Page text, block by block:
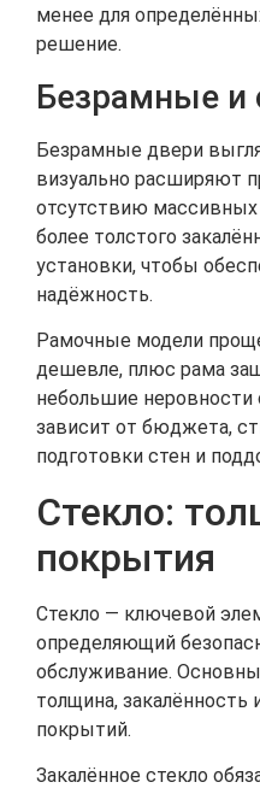
менее для
решение.
Безрамные и
Безрамные двери
визуально расширяют
отсутствию
более толстого
установки, чтобы
надёжность.
Рамочные модели
дешевле, плюс рама
небольшие
зависит от бюджета,
подготовки стен и
Стекло:
покрытия
Стекло — ключевой
определяющий
обслуживание.
толщина, закалённость
покрытий.
Закалённое стекло